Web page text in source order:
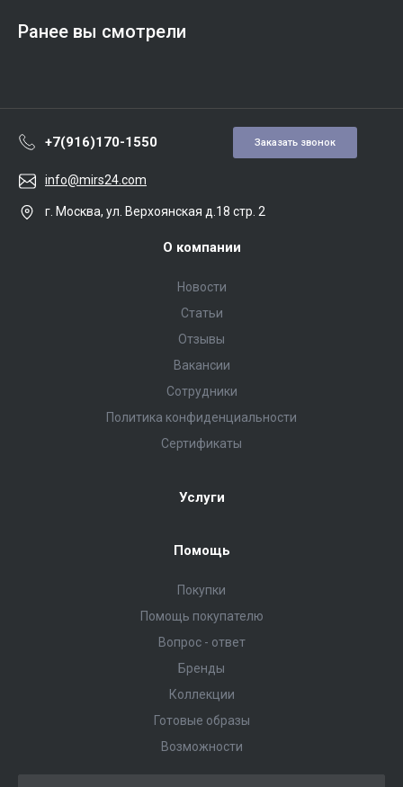
Ранее вы смотрели
+7(916)170-1550 Заказать звонок
info@mirs24.com
г. Москва, ул. Верхоянская д.18 стр. 2
О компании
Новости
Статьи
Отзывы
Вакансии
Сотрудники
Политика конфиденциальности
Сертификаты
Услуги
Помощь
Покупки
Помощь покупателю
Вопрос - ответ
Бренды
Коллекции
Готовые образы
Возможности